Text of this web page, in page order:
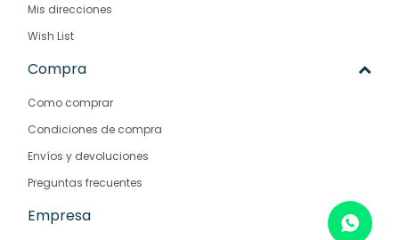
Mis direcciones
Wish List
Compra
Como comprar
Condiciones de compra
Envíos y devoluciones
Preguntas frecuentes
Empresa